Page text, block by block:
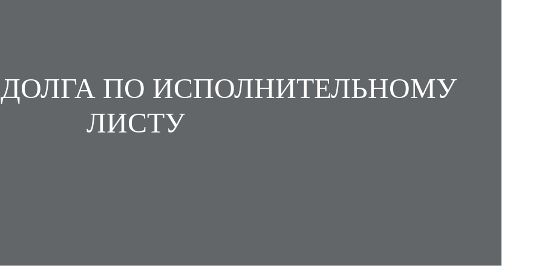
ПО ИСПОЛНИТЕЛЬНОМУ
ЛИСТУ